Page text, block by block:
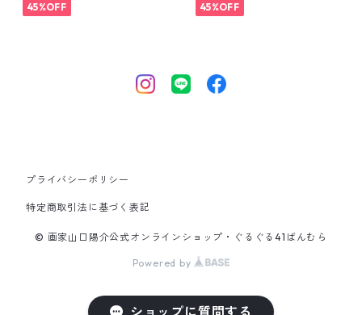
45%OFF 45%OFF
プライバシーポリシー
特定商取引法に基づく表記
© 画家山口陽介公式オンラインショップ・ぐるぐる41ばんむら
Powered by
ショップに質問する